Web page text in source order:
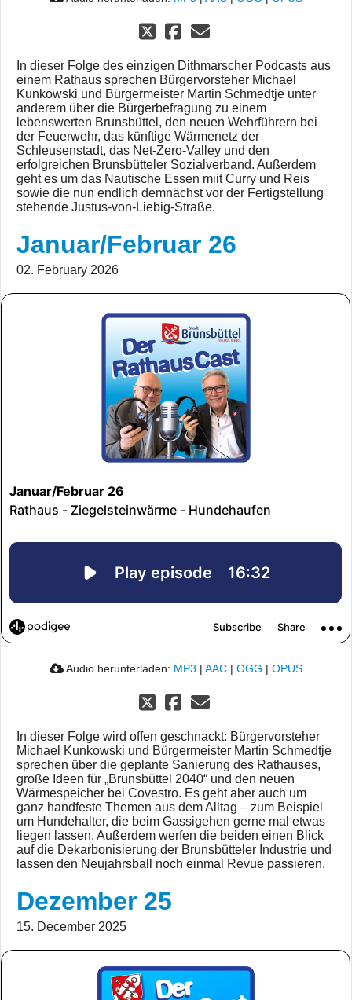
In dieser Folge des einzigen Dithmarscher Podcasts aus
einem Rathaus sprechen Bürgervorsteher Michael
Kunkowski und Bürgermeister Martin Schmedtje unter
anderem über die Bürgerbefragung zu einem
lebenswerten Brunsbüttel, den neuen Wehrführern bei
der Feuerwehr, das künftige Wärmenetz der
Schleusenstadt, das Net-Zero-Valley und den
erfolgreichen Brunsbütteler Sozialverband. Außerdem
geht es um das Nautische Essen miit Curry und Reis
sowie die nun endlich demnächst vor der Fertigstellung
stehende Justus-von-Liebig-Straße.
Januar/Februar 26
02. February 2026
Audio herunterladen: MP3 | AAC | OGG | OPUS
In dieser Folge wird offen geschnackt: Bürgervorsteher
Michael Kunkowski und Bürgermeister Martin Schmedtje
sprechen über die geplante Sanierung des Rathauses,
große Ideen für „Brunsbüttel 2040“ und den neuen
Wärmespeicher bei Covestro. Es geht aber auch um
ganz handfeste Themen aus dem Alltag – zum Beispiel
um Hundehalter, die beim Gassigehen gerne mal etwas
liegen lassen. Außerdem werfen die beiden einen Blick
auf die Dekarbonisierung der Brunsbütteler Industrie und
lassen den Neujahrsball noch einmal Revue passieren.
Dezember 25
15. December 2025